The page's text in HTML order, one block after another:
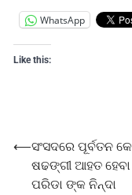
WhatsApp
Like this:
⟵ସଂସଦରେ ପୂର୍ବତନ
ଷଢଙ୍ଗୀ ଆହତ
ପରିଡା ଙ୍କ ନିନ୍ଦା